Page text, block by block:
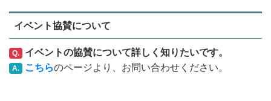
イベント協賛について
Q. イベントの協賛について詳しく知りたいです。
A. こちらのページより、お問い合わせください。